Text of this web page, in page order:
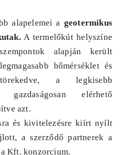
alapelemei a geotermikus
A termelőkút helyszíne
alapján került
hőmérséklet és
a legkisebb
gazdaságosan elérhető
azt.
és kivitelezésre kiírt nyílt
a szerződő partnerek a
Kft. konzorcium.